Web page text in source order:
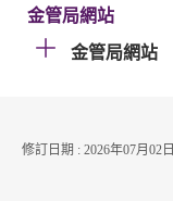
金管局網站
金管局網站
修訂日期 : 2026年07月02日